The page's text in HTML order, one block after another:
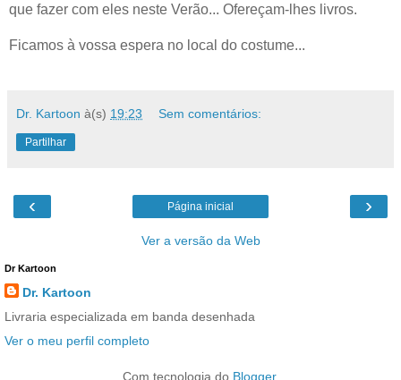
que fazer com eles neste Verão... Ofereçam-lhes livros.
Ficamos à vossa espera no local do costume...
Dr. Kartoon à(s) 19:23 Sem comentários:
Partilhar
‹ ›
Página inicial
Ver a versão da Web
Dr Kartoon
Dr. Kartoon
Livraria especializada em banda desenhada
Ver o meu perfil completo
Com tecnologia do Blogger.